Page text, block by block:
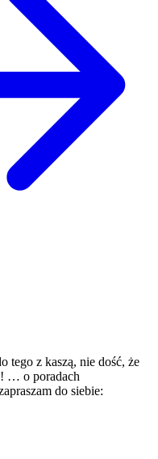
tego z kaszą, nie dość, że
… o poradach
do siebie: